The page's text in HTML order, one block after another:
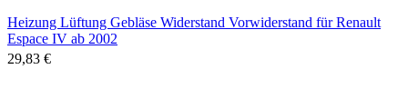
Heizung Lüftung Gebläse Widerstand Vorwiderstand für Renault
Espace IV ab 2002
29,83 €